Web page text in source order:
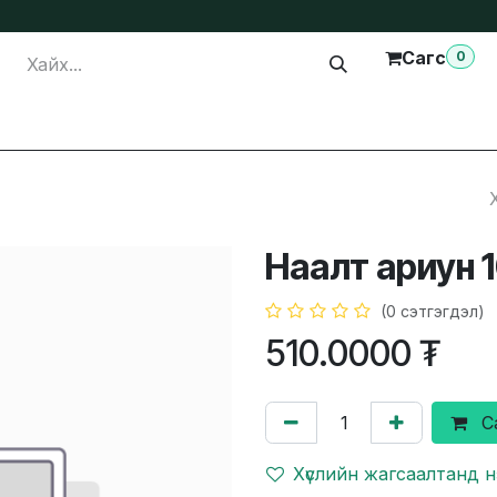
Сагс 0
Наалт ариун
(0 сэтгэгдэл)
510.0000 ₮
Хүслийн жагсаалтанд